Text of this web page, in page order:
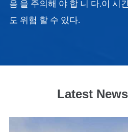
음 을 주의해 야 합 니 다.이 시
도 위험 할 수 있다.
Latest